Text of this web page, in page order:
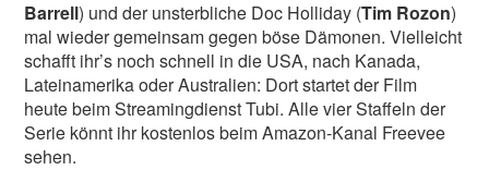
Barrell) und der unsterbliche Doc Holliday (Tim Rozon)
mal wieder gemeinsam gegen böse Dämonen. Vielleicht
schafft ihr’s noch schnell in die USA, nach Kanada,
Lateinamerika oder Australien: Dort startet der Film
heute beim Streamingdienst Tubi. Alle vier Staffeln der
Serie könnt ihr kostenlos beim Amazon-Kanal Freevee
sehen.